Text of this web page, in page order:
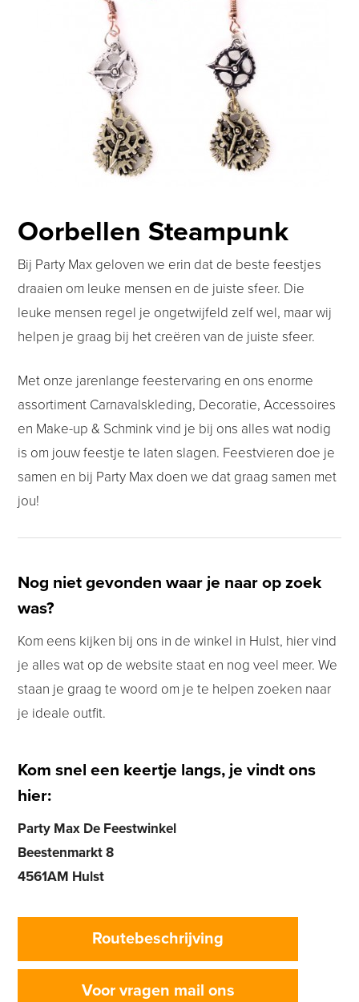
Oorbellen Steampunk
Bij Party Max geloven we erin dat de beste feestjes
draaien om leuke mensen en de juiste sfeer. Die
leuke mensen regel je ongetwijfeld zelf wel, maar wij
helpen je graag bij het creëren van de juiste sfeer.
Met onze jarenlange feestervaring en ons enorme
assortiment Carnavalskleding, Decoratie, Accessoires
en Make-up & Schmink vind je bij ons alles wat nodig
is om jouw feestje te laten slagen. Feestvieren doe je
samen en bij Party Max doen we dat graag samen met
jou!
Nog niet gevonden waar je naar op zoek
was?
Kom eens kijken bij ons in de winkel in Hulst, hier vind
je alles wat op de website staat en nog veel meer. We
staan je graag te woord om je te helpen zoeken naar
je ideale outfit.
Kom snel een keertje langs, je vindt ons
hier:
Party Max De Feestwinkel
Beestenmarkt 8
4561AM Hulst
Routebeschrijving
Voor vragen mail ons